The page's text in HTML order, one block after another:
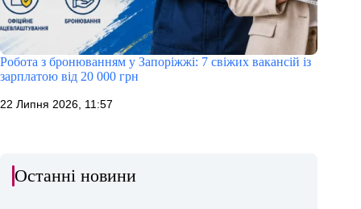
Робота з бронюванням у Запоріжжі: 7 свіжих вакансій із
зарплатою від 20 000 грн
22 Липня 2026, 11:57
Останні новини